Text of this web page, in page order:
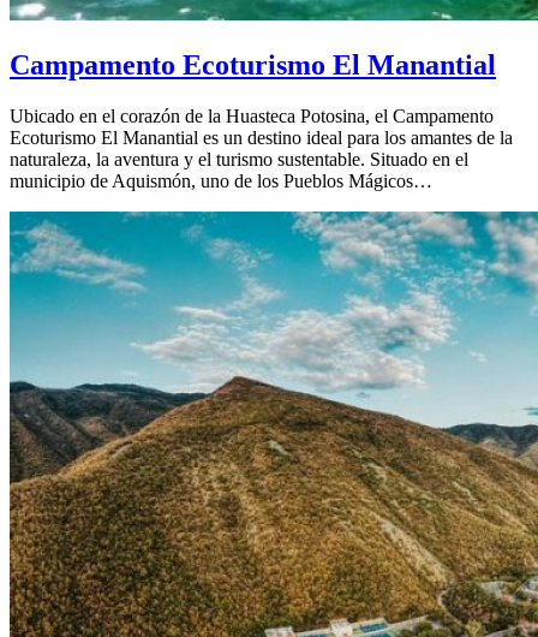
Campamento Ecoturismo El Manantial
Ubicado en el corazón de la Huasteca Potosina, el Campamento
Ecoturismo El Manantial es un destino ideal para los amantes de la
naturaleza, la aventura y el turismo sustentable. Situado en el
municipio de Aquismón, uno de los Pueblos Mágicos…